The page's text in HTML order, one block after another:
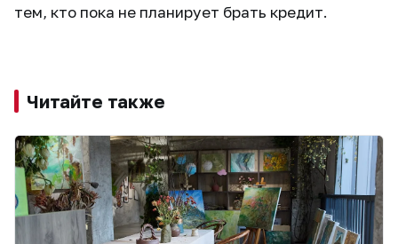
тем, кто пока не планирует брать кредит.
Читайте также